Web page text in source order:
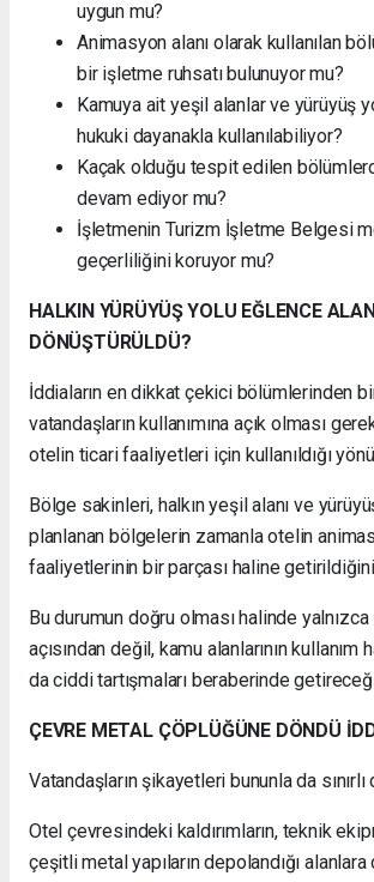
uygun mu?
Animasyon alanı olarak kullanılan
bir işletme ruhsatı bulunuyor mu?
Kamuya ait yeşil alanlar ve yürüyüş
hukuki dayanakla kullanılabiliyor?
Kaçak olduğu tespit edilen
devam ediyor mu?
İşletmenin Turizm İşletme Belgesi
geçerliliğini koruyor mu?
HALKIN YÜRÜYÜŞ YOLU EĞLENCE
DÖNÜŞTÜRÜLDÜ?
İddiaların en dikkat çekici bölümlerinden
vatandaşların kullanımına açık olması
otelin ticari faaliyetleri için kullanıldığı
Bölge sakinleri, halkın yeşil alanı ve
planlanan bölgelerin zamanla otelin
faaliyetlerinin bir parçası haline
Bu durumun doğru olması halinde
açısından değil, kamu alanlarının kullanım
da ciddi tartışmaları beraberinde
ÇEVRE METAL ÇÖPLÜĞÜNE DÖNDÜ
Vatandaşların şikayetleri bununla da sınırlı
Otel çevresindeki kaldırımların, teknik
çeşitli metal yapıların depolandığı